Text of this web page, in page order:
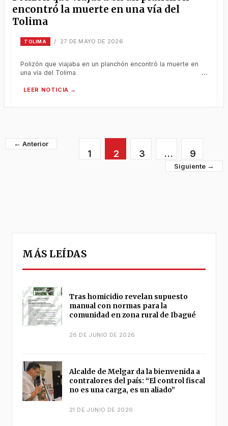
encontró la muerte en una vía del
Tolima
TOLIMA / 27 DE MAYO DE 2026
Polizón que viajaba en un planchón encontró la muerte en
una vía del Tolima
←
1 2 3 … 9
→
MÁS LEÍDAS
Tras homicidio revelan supuesto
manual con normas para la
comunidad en zona rural de Ibagué
26 DE JUNIO DE 2026
Alcalde de Melgar da la bienvenida a
contralores del país: “El control fiscal
no es una carga, es un aliado”
21 DE JUNIO DE 2026